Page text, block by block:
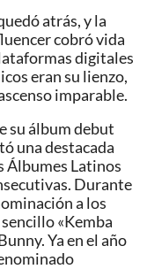
atrás, y la
cobró vida
digitales
eran su lienzo,
imparable.
su álbum debut
una destacada
Álbumes Latinos
Durante
a los
«Kemba
Ya en el año